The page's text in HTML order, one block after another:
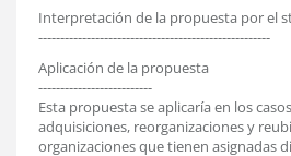
Interpretación de la propuesta por el
-----------------------------------------------------
Aplicación de la propuesta
--------------------------
Esta propuesta se aplicaría en los
adquisiciones, reorganizaciones y
organizaciones que tienen asignadas